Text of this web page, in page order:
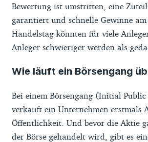
Bewertung ist umstritten, eine
garantiert und schnelle Gewinne am
Handelstag könnten für viele
Anleger schwieriger werden als
Wie läuft ein Börsengang
Bei einem Börsengang (Initial
verkauft ein Unternehmen erstmals
Öffentlichkeit. Und bevor die Aktie
der Börse gehandelt wird, gibt es